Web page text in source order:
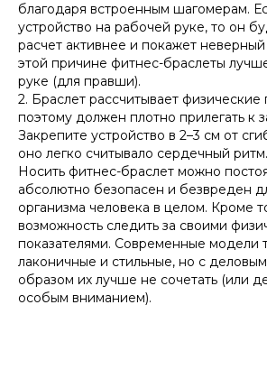
благодаря встроенным шагомерам.
устройство на рабочей руке, то он
расчет активнее и покажет неверный
этой причине фитнес-браслеты
руке (для правши).
2. Браслет рассчитывает физические
поэтому должен плотно прилегать к
Закрепите устройство в 2–3 см от
оно легко считывало сердечный ритм.
Носить фитнес-браслет можно
абсолютно безопасен и безвреден
организма человека в целом. Кроме
возможность следить за своими
показателями. Современные модели
лаконичные и стильные, но с
образом их лучше не сочетать (или
особым вниманием).